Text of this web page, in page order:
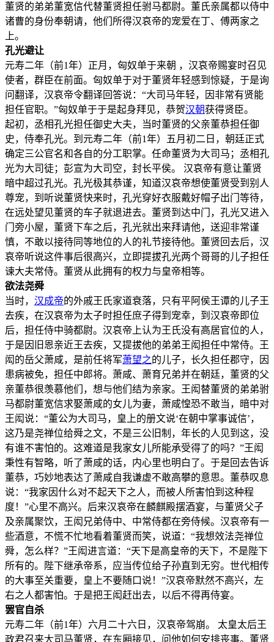
董贤的弟弟董宽信代替董贤担任驸马都尉。董氏亲属都以侍中
诸曹的身份奉朝请，他们所得汉哀帝的宠爱在丁、傅两家之
上。
孔光避让
元寿二年（前1年）正月，匈奴单于来朝 ，汉哀帝赐宴时召见
使者，群臣在前面。匈奴单于对于董贤年轻感到惊疑，于是询
问翻译，汉哀帝令翻译回答说：“大司马年轻，因非常有贤能
担任官职。”匈奴单于于是起身拜见，恭贺汉朝获得贤臣。
起初，丞相孔光担任御史大夫，当时董贤的父亲董恭担任御
史，侍奉孔光。到元寿二年（前1年）五月初二日，朝廷正式
确定三公官名和各自的分工职掌。任命董贤为大司马；丞相孔
光为大司徒；彭宣为大司空，封长平侯。 汉哀帝有意让董贤
暗中超过孔光。孔光极其恭谨，知道汉哀帝想使董贤受到别人
尊宠，到听说董贤快来时，孔光穿好衣服戴好帽子出门等待，
在远处望见董贤的车子就退进去。董贤到达中门，孔光又进入
门旁小屋，董贤下车之后，孔光就出来拜请他，送迎非常谨
慎，不敢以接待同等地位的人的礼节接待他。董贤回去后，汉
哀帝听说这件事后很高兴，立即提拔孔光两个哥哥的儿子担任
谏大夫常侍。董贤从此拥有的权力与皇帝相等。
欲法尧舜
当时， 汉成帝的外戚王氏家道衰落，只有平阿侯王谭的儿子王
去疾，在汉哀帝为太子时担任庶子得到宠幸，到汉哀帝即位
后，担任侍中骑都尉。汉哀帝上认为王氏没有高居官位的人，
于是因旧恩亲近王去疾，又提拔他的弟弟王闳担任中常侍。王
闳的岳父萧咸，是前任将军萧望之的儿子，长久担任郡守，因
患病被免，担任中郎将。萧咸、萧育兄弟并在朝廷，董贤的父
亲董恭很羡慕他们，想与他们结为亲家。王闳替董贤的弟弟驸
马都尉董宽信求娶萧咸的女儿为妻，萧咸惶恐不敢当，暗中对
王闳说：“董公为大司马，皇上的册文说‘在朝中掌事诚信’，
这乃是尧禅位给舜之文，不是三公旧制，年长的人见到这，没
有谁不害怕的。这难道是我家女儿所能承受得了的吗？”王闳
秉性有智略，听了萧咸的话，内心里也明白了。于是回去告诉
董恭，巧妙地表达了萧咸自我谦虚不敢高攀的意思。董恭叹息
说：“我家因什么对不起天下之人，而被人所害怕到这种程
度！”心里不高兴。后来汉哀帝在麟麒殿摆酒宴，与董贤父子
及亲属聚饮，王闳兄弟侍中、中常侍都在旁侍候。汉哀帝有一
些酒意，不慌不忙地看着董贤而笑，说道：“我想效法尧禅位
舜，怎么样？”王闳进言道：“天下是高皇帝的天下，不是陛下
所有的。陛下继承帝系，应当传位给子孙直到无穷。世代相传
的大事至关重要，皇上不要随口说！”汉哀帝默然不高兴，左
右之人都害怕。于是把王闳赶出去，以后不得再侍宴。
罢官自杀
元寿二年（前1年）六月二十六日，汉哀帝驾崩。 太皇太后王
政君召来大司马董贤，在东厢接见，问他如何安排丧事。董贤